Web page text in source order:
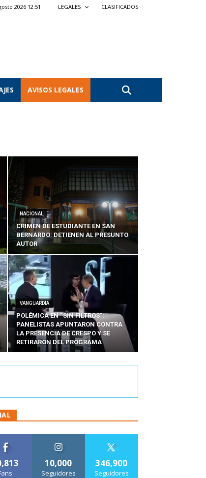
2026 12:51 LEGALES CLASIFICADOS
AVISOS LEGALES
NACIONAL
CRIMEN DE ESTUDIANTE EN SAN
BERNARDO: DETIENEN AL PRESUNTO
AUTOR
VANGUARDIA
POLÉMICA EN “SIN FILTROS”:
PANELISTAS APUNTARON CONTRA
LA PRESENCIA DE CRESPO Y SE
RETIRARON DEL PROGRAMA
10,000
Seguidores
346,900
Seguidores